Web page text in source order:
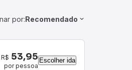
por:Recomendado
R$ 53,95
por pessoa
Escolher ida